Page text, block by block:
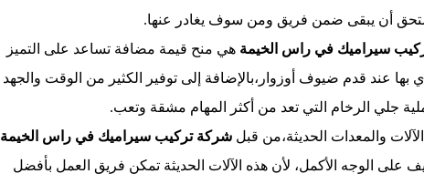
أن يبقى ضمن فريق ومن سوف يغادر عنها.
سيراميك في راس الخيمةهي منح قيمة مضافة تساعد على التميز
بها عند قدم ضيوف أوزوار،بالإضافة إلى توفير الكثير من الوقت والجهد
جلي الرخام التي تعد من أكثر المهام مشقة وتعب.
والمعدات الحديثة،من قبلشركة تركيب سيراميك في راس الخيمة
على الوجه الأكمل، لأن هذه الآلات الحديثة تمكن فريق العمل بأفضل